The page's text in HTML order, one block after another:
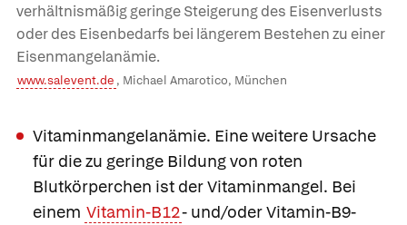
verhältnismäßig geringe Steigerung des Eisenverlusts
oder des Eisenbedarfs bei längerem Bestehen zu einer
Eisenmangelanämie.
www.salevent.de , Michael Amarotico, München
Vitaminmangelanämie. Eine weitere Ursache
für die zu geringe Bildung von roten
Blutkörperchen ist der Vitaminmangel. Bei
einem Vitamin-B12- und/oder Vitamin-B9-